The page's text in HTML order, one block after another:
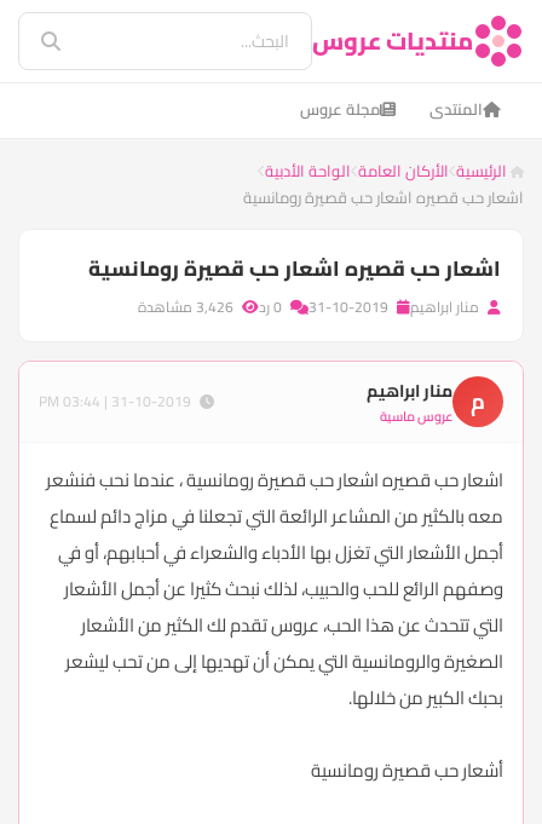
منتديات عروس
المنتدى مجلة عروس
الرئيسية الأركان العامة الواحة الأدبية
اشعار حب قصيره اشعار حب قصيرة رومانسية
اشعار حب قصيره اشعار حب قصيرة رومانسية
منار ابراهيم
م منار ابراهيم
عروس ماسية
اشعار حب قصيره اشعار حب قصيرة رومانسية ، عندما نحب فنشعر
معه بالكثير من المشاعر الرائعة التي تجعلنا في مزاج دائم لسماع
أجمل الأشعار التي تغزل بها الأدباء والشعراء في أحبابهم، أو في
وصفهم الرائع للحب والحبيب، لذلك نبحث كثيرا عن أجمل الأشعار
التي تتحدث عن هذا الحب، عروس تقدم لك الكثير من الأشعار
الصغيرة والرومانسية التي يمكن أن تهديها إلى من تحب ليشعر
بحبك الكبير من خلالها.
أشعار حب قصيرة رومانسية